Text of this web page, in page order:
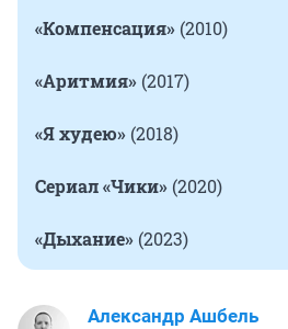
«Компенсация» (2010)
«Аритмия» (2017)
«Я худею» (2018)
Сериал «Чики» (2020)
«Дыхание» (2023)
Александр Ашбель